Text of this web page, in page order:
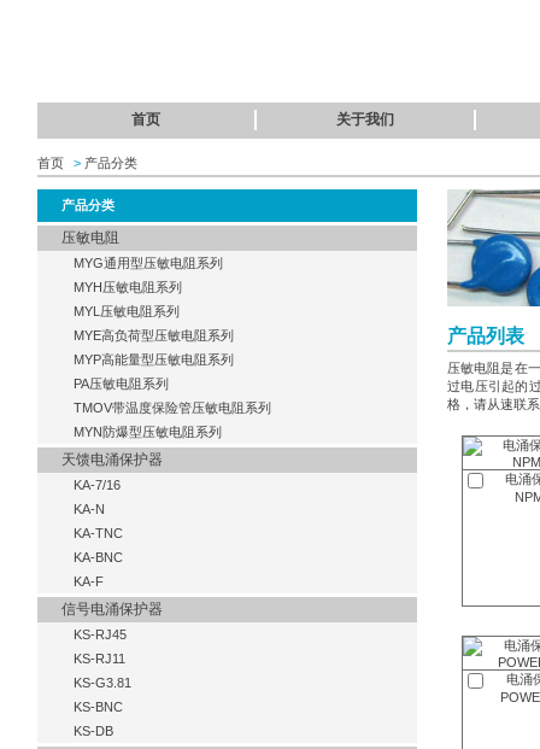
首页 关于我们
首页 > 产品分类
产品分类
压敏电阻
MYG通用型压敏电阻系列
MYH压敏电阻系列
MYL压敏电阻系列
MYE高负荷型压敏电阻系列
MYP高能量型压敏电阻系列
PA压敏电阻系列
TMOV带温度保险管压敏电阻系列
MYN防爆型压敏电阻系列
天馈电涌保护器
KA-7/16
KA-N
KA-TNC
KA-BNC
KA-F
信号电涌保护器
KS-RJ45
KS-RJ11
KS-G3.81
KS-BNC
KS-DB
产品列表
压敏电阻是在
过电压引起的
格，请从速联
电涌
电涌